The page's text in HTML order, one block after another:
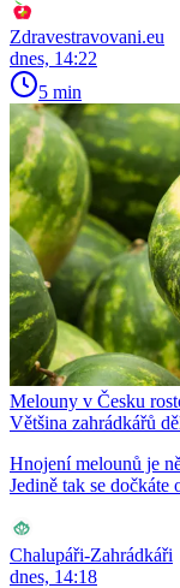
Zdravestravovani.eu
dnes, 14:22
5 min
Melouny v Česku
Většina zahrádkářů
Hnojení melounů je
Jedině tak se
Chalupáři-Zahrádkáři
dnes, 14:18